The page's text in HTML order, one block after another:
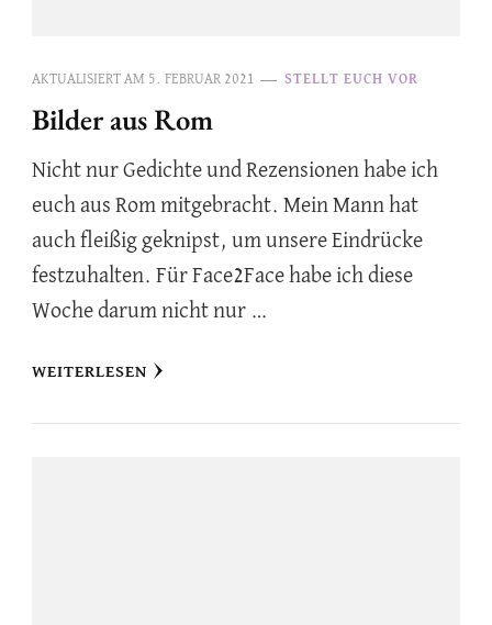
AKTUALISIERT AM 5. FEBRUAR 2021 STELLT EUCH VOR
Bilder aus Rom
Nicht nur Gedichte und Rezensionen habe ich
euch aus Rom mitgebracht. Mein Mann hat
auch fleißig geknipst, um unsere Eindrücke
festzuhalten. Für Face2Face habe ich diese
Woche darum nicht nur …
WEITERLESEN